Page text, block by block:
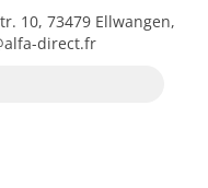
10, 73479 Ellwangen,
direct.fr